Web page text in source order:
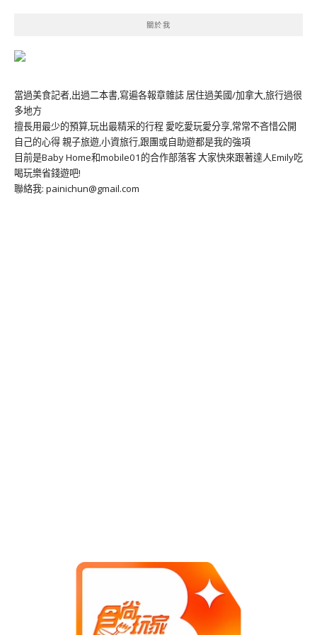
關於我
當過美食記者,出過二本書,寫遍各報章雜誌 居住過美國/加拿大,旅行過很
多地方
擅長用最少的預算,玩出最精采的行程 愛吃愛玩愛分享,常常不吝惜公開
自己的心得 親子旅遊,小資旅行,跟團或自助遊都是我的強項
目前是Baby Home和mobile01的合作部落客 大家快來跟著達人Emily吃
喝玩樂省錢遊吧!
聯絡我: painichun@gmail.com